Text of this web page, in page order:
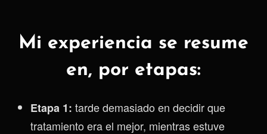
Mi experiencia se resume
en, por etapas:
Etapa 1: tarde demasiado en decidir que
tratamiento era el mejor, mientras estuve